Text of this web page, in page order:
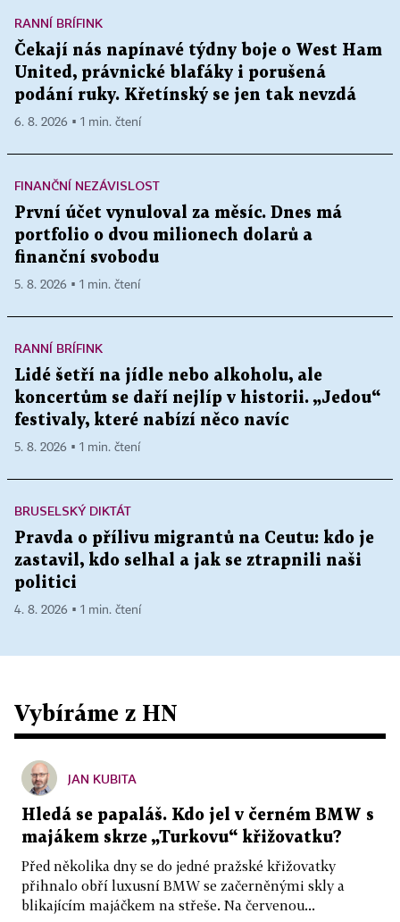
RANNÍ BRÍFINK
Čekají nás napínavé týdny boje o West Ham
United, právnické blafáky i porušená
podání ruky. Křetínský se jen tak nevzdá
6. 8. 2026 ▪ 1 min. čtení
FINANČNÍ NEZÁVISLOST
První účet vynuloval za měsíc. Dnes má
portfolio o dvou milionech dolarů a
finanční svobodu
5. 8. 2026 ▪ 1 min. čtení
RANNÍ BRÍFINK
Lidé šetří na jídle nebo alkoholu, ale
koncertům se daří nejlíp v historii. „Jedou“
festivaly, které nabízí něco navíc
5. 8. 2026 ▪ 1 min. čtení
BRUSELSKÝ DIKTÁT
Pravda o přílivu migrantů na Ceutu: kdo je
zastavil, kdo selhal a jak se ztrapnili naši
politici
4. 8. 2026 ▪ 1 min. čtení
Vybíráme z HN
JAN KUBITA
Hledá se papaláš. Kdo jel v černém BMW s
majákem skrze „Turkovu“ křižovatku?
Před několika dny se do jedné pražské křižovatky
přihnalo obří luxusní BMW se začerněnými skly a
blikajícím majáčkem na střeše. Na červenou...